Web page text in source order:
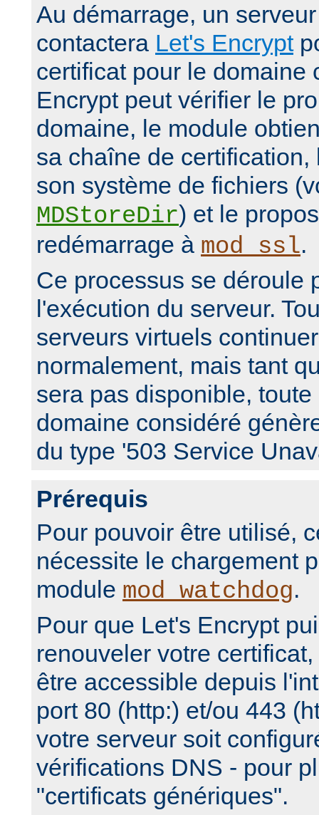
Au démarrage, un
contactera Let's Encrypt
certificat pour le domaine
Encrypt peut vérifier le
domaine, le module
sa chaîne de certification,
son système de fichiers
MDStoreDir) et le
redémarrage à mod_ssl.
Ce processus se déroule
l'exécution du serveur.
serveurs virtuels
normalement, mais tant
sera pas disponible,
domaine considéré
du type '503 Service
Prérequis
Pour pouvoir être utilisé,
nécessite le chargement
module mod_watchdog.
Pour que Let's Encrypt
renouveler votre
être accessible depuis
port 80 (http:) et/ou 443
votre serveur soit
vérifications DNS - pour
"certificats génériques".